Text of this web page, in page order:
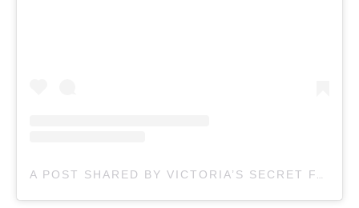
A POST SHARED BY VICTORIA’S SECRET FASHION SHOW (@VSFSOUTFITS)